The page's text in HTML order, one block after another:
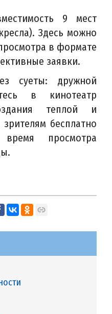
9 мест
Здесь можно
в формате
заявки.
суеты: дружной
в кинотеатр
теплой и
бесплатно
просмотра